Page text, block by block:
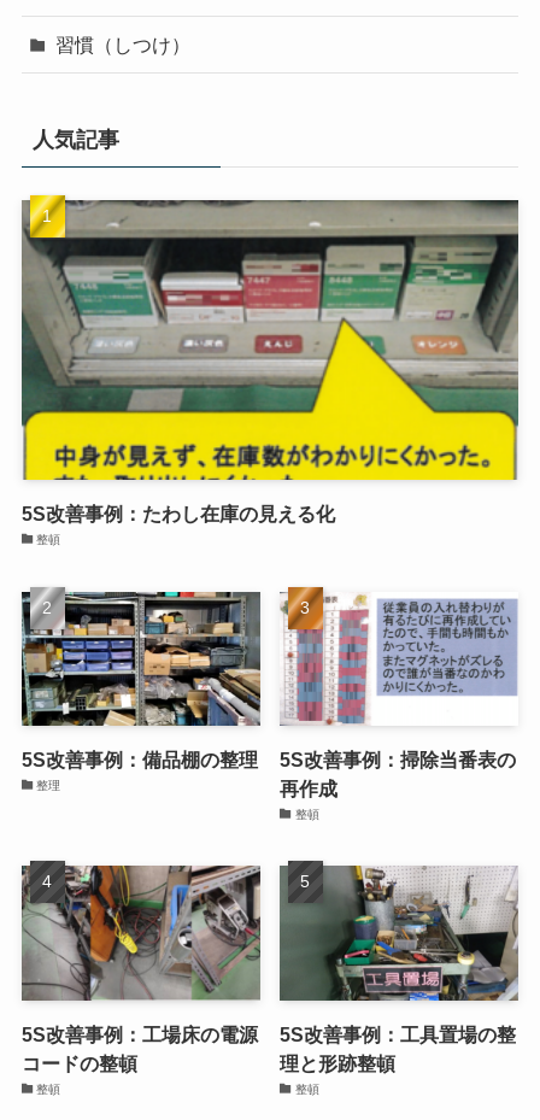
習慣（しつけ）
人気記事
5S改善事例：たわし在庫の見える化
整頓
5S改善事例：備品棚の整理
整理
5S改善事例：掃除当番表の
再作成
整頓
5S改善事例：工場床の電源
コードの整頓
整頓
5S改善事例：工具置場の整
理と形跡整頓
整頓